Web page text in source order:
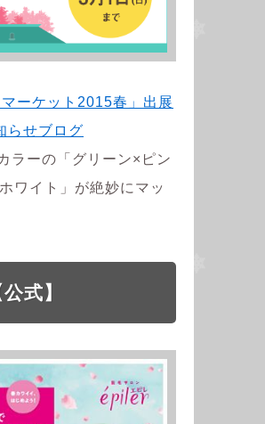
ーケット2015春」出展
らせブログ
ラーの「グリーン×ピン
ワイト」が絶妙にマッ
式】